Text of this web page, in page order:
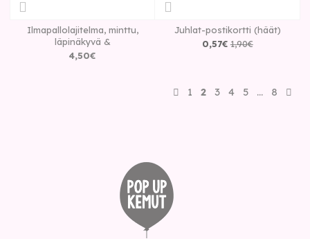
Ilmapallolajitelma, minttu,
läpinäkyvä &
4,50€
Juhlat-postikortti (häät)
0,57€ 1,90€
1 2 3 4 5 … 8